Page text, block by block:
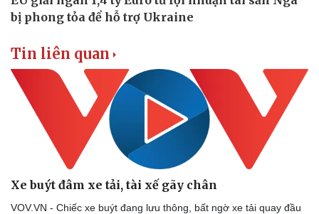
Tin liên quan
Xe buýt đâm xe tải, tài xế gãy chân
VOV.VN - Chiếc xe buýt đang lưu thông, bất ngờ xe tải quay đầu